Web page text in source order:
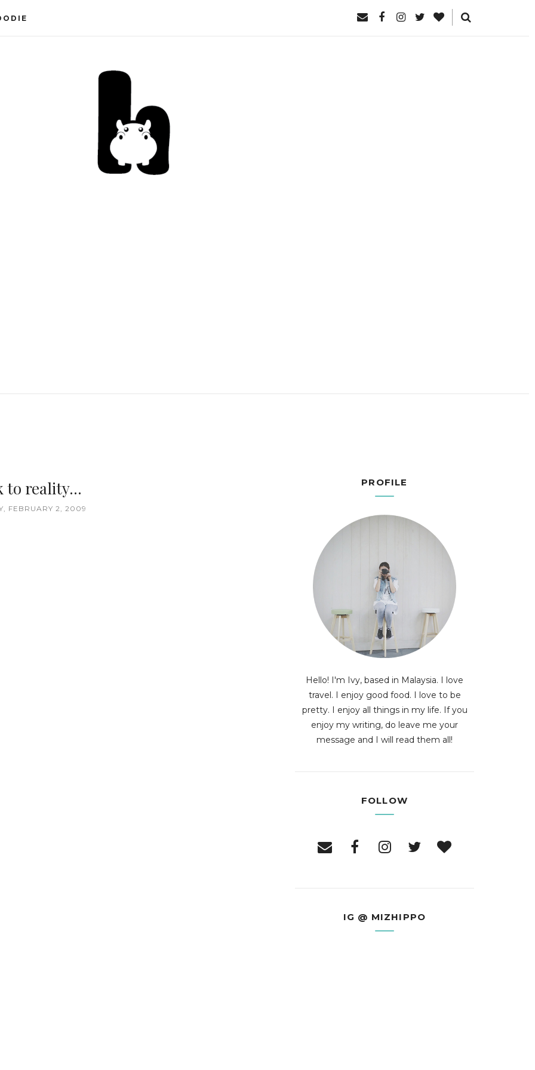
to reality...
FEBRUARY 2, 2009
PROFILE
Hello! I'm Ivy, based in Malaysia. I love
travel. I enjoy good food. I love to be
pretty. I enjoy all things in my life. If you
enjoy my writing, do leave me your
message and I will read them all!
FOLLOW
IG @ MIZHIPPO